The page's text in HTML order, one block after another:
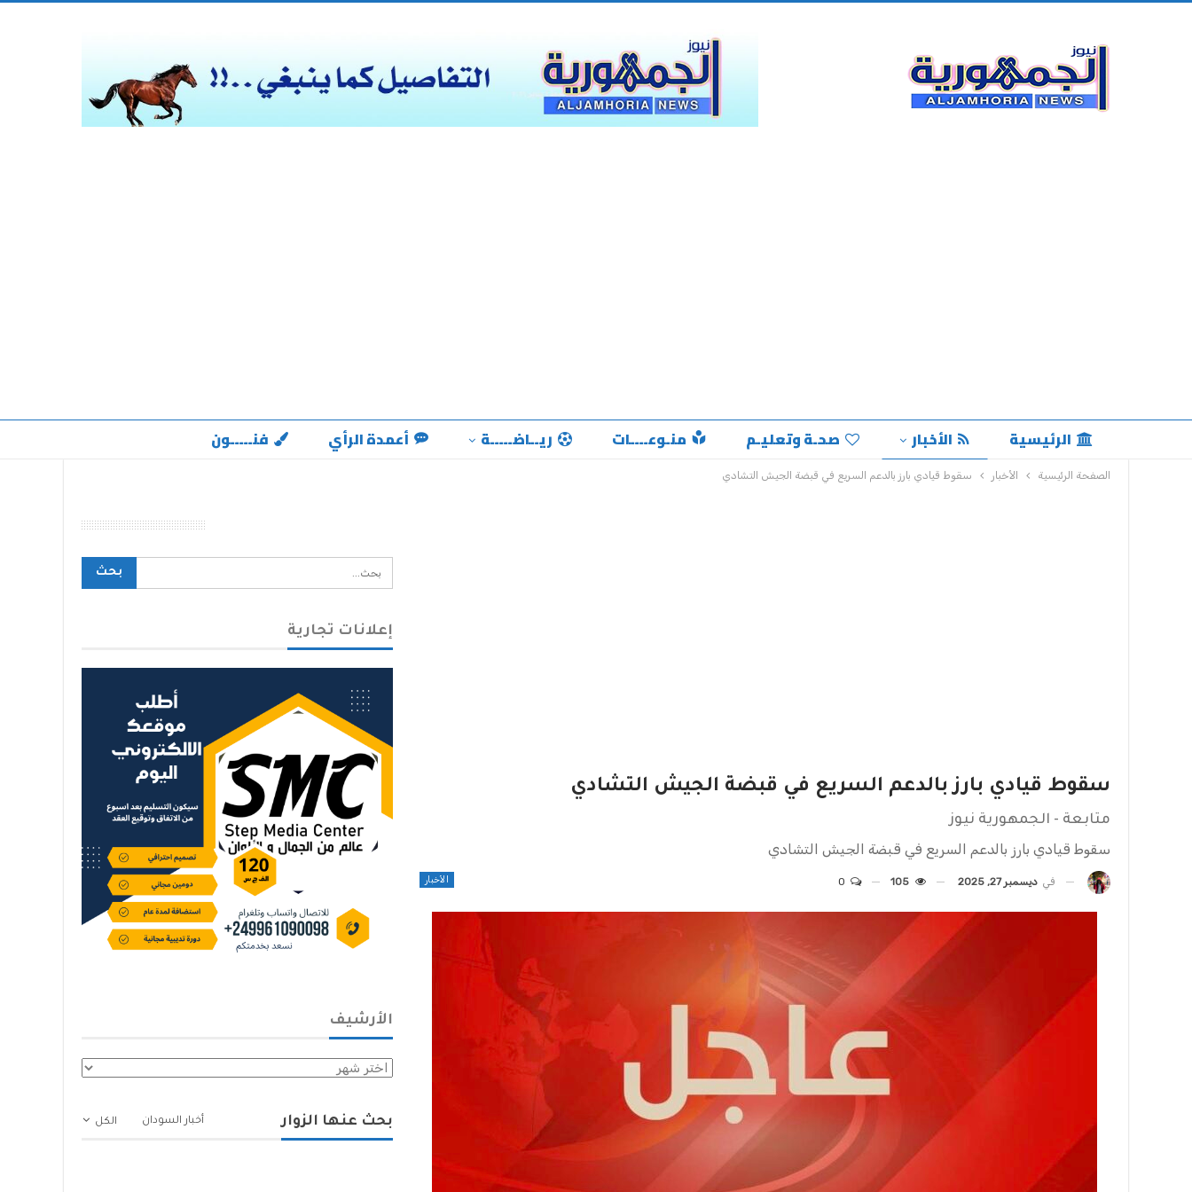
الرئيسية الأخبار صحـة وتعليـم منـوعــــات ريــاضـــــة أعمدة الرأي فنـــــون
الصفحة الرئيسية الأخبار سقوط قيادي بارز بالدعم السريع في قبضة الجيش التشادي
سقوط قيادي بارز بالدعم السريع في قبضة الجيش التشادي
متابعة - الجمهورية نيوز
سقوط قيادي بارز بالدعم السريع في قبضة الجيش التشادي
الأخبار في ديسمبر 27, 2025 105
إعلانات تجارية
الأرشيف
الأرشيف
الكل بحث عنها الزوار أخبار السودان